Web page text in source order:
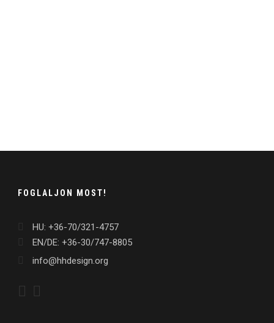
FOGLALJON MOST!
HU: +36-70/321-4757
EN/DE: +36-30/747-8805
info@hhdesign.org